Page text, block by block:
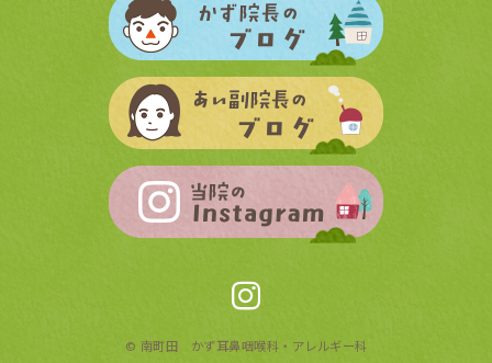
© 南町田 かず耳鼻咽喉科・アレルギー科